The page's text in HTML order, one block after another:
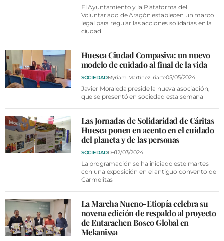
El Ayuntamiento y la Plataforma del
Voluntariado de Aragón establecen un marco
legal para regular las acciones solidarias en la
ciudad
Huesca Ciudad Compasiva: un nuevo
modelo de cuidado al final de la vida
SOCIEDADMyriam Martínez Iriarte05/05/2024
Javier Moraleda preside la nueva asociación,
que se presentó en sociedad esta semana
Las Jornadas de Solidaridad de Cáritas
Huesca ponen en acento en el cuidado
del planeta y de las personas
SOCIEDADDH12/03/2024
La programación se ha iniciado este martes
con una exposición en el antiguo convento de
Carmelitas
La Marcha Nueno-Etiopía celebra su
novena edición de respaldo al proyecto
de Entarachen Bosco Global en
Mekanissa